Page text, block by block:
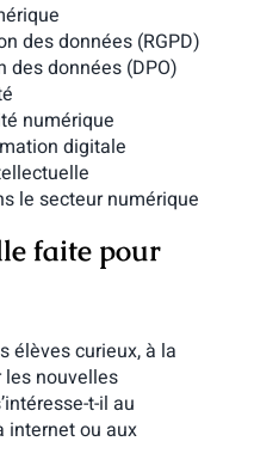
des données (RGPD)
des données (DPO)
numérique
digitale
le secteur numérique
faite pour
élèves curieux, à la
nouvelles
t-il au
internet ou aux